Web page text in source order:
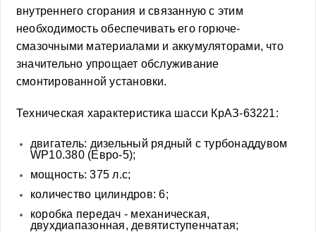
внутреннего сгорания и связанную с этим
необходимость обеспечивать его горюче-
смазочными материалами и аккумуляторами, что
значительно упрощает обслуживание
смонтированной установки.
Техническая характеристика шасси КрАЗ-63221:
двигатель: дизельный рядный с турбонаддувом
WP10.380 (Евро-5);
мощность: 375 л.с;
количество цилиндров: 6;
коробка передач - механическая,
двухдиапазонная, девятиступенчатая;